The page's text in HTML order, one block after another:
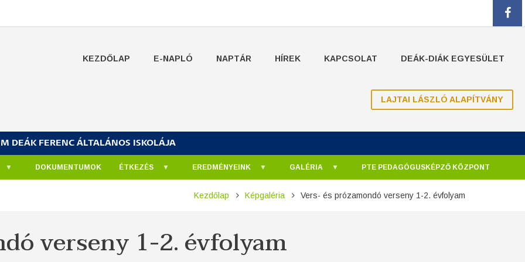
KEZDŐLAP E-NAPLÓ NAPTÁR HÍREK KAPCSOLAT DEÁK-DIÁK EGYESÜLET
LAJTAI LÁSZLÓ ALAPÍTVÁNY
DEÁK FERENC ÁLTALÁNOS ISKOLÁJA
DOKUMENTUMOK ÉTKEZÉS EREDMÉNYEINK GALÉRIA PTE PEDAGÓGUSKÉPZŐ KÖZPONT
Kezdőlap Képgaléria Vers- és prózamondó verseny 1-2. évfolyam
verseny 1-2. évfolyam